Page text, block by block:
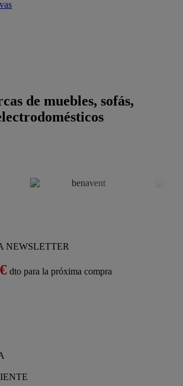
de muebles, sofás,
NEWSLETTER
dto para la próxima compra